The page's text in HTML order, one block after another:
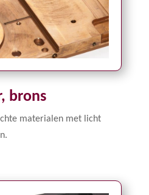
brons
materialen met licht